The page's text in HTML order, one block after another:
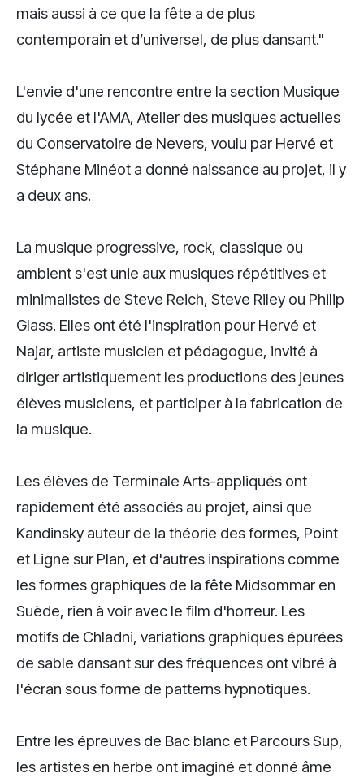
mais aussi à ce que la fête a de plus
contemporain et d’universel, de plus dansant."
L'envie d'une rencontre entre la section Musique
du lycée et l'AMA, Atelier des musiques actuelles
du Conservatoire de Nevers, voulu par Hervé et
Stéphane Minéot a donné naissance au projet, il y
a deux ans.
La musique progressive, rock, classique ou
ambient s'est unie aux musiques répétitives et
minimalistes de Steve Reich, Steve Riley ou Philip
Glass. Elles ont été l'inspiration pour Hervé et
Najar, artiste musicien et pédagogue, invité à
diriger artistiquement les productions des jeunes
élèves musiciens, et participer à la fabrication de
la musique.
Les élèves de Terminale Arts-appliqués ont
rapidement été associés au projet, ainsi que
Kandinsky auteur de la théorie des formes, Point
et Ligne sur Plan, et d'autres inspirations comme
les formes graphiques de la fête Midsommar en
Suède, rien à voir avec le film d'horreur. Les
motifs de Chladni, variations graphiques épurées
de sable dansant sur des fréquences ont vibré à
l'écran sous forme de patterns hypnotiques.
Entre les épreuves de Bac blanc et Parcours Sup,
les artistes en herbe ont imaginé et donné âme